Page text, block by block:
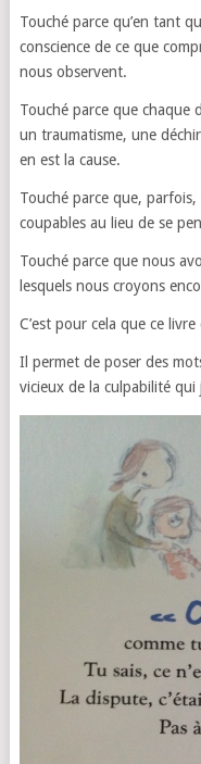
Touché parce qu’en tant
conscience de ce que
nous observent.
Touché parce que chaque
un traumatisme, une
en est la cause.
Touché parce que,
coupables au lieu de se
Touché parce que nous
lesquels nous croyons
C’est pour cela que ce
Il permet de poser des
vicieux de la culpabilité